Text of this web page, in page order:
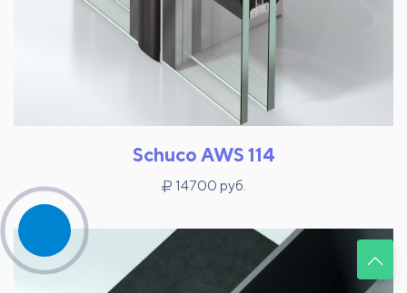
Schuco AWS 114
14700 руб.